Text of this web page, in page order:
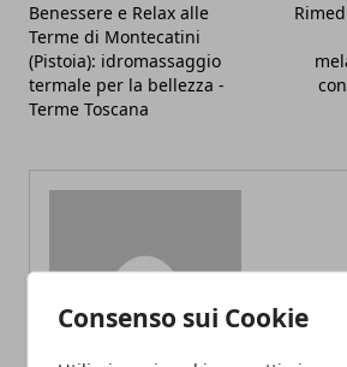
Consenso sui Cookie
Benessere e Relax alle
Terme di Montecatini
(Pistoia): idromassaggio
termale per la bellezza -
Terme Toscana